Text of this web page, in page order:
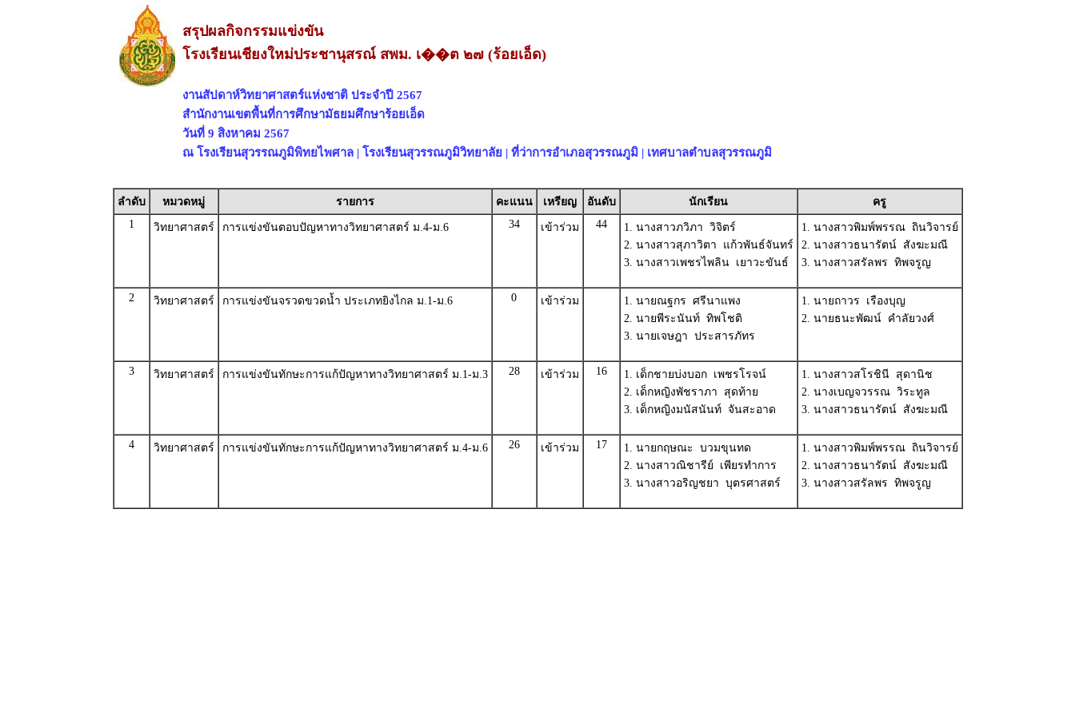
สรุปผลกิจกรรมแข่งขัน
โรงเรียนเชียงใหม่ประชานุสรณ์ สพม. เ��ต ๒๗ (ร้อยเอ็ด)
งานสัปดาห์วิทยาศาสตร์แห่งชาติ ประจำปี 2567
สำนักงานเขตพื้นที่การศึกษามัธยมศึกษาร้อยเอ็ด
วันที่ 9 สิงหาคม 2567
ณ โรงเรียนสุวรรณภูมิพิทยไพศาล | โรงเรียนสุวรรณภูมิวิทยาลัย | ที่ว่าการอำเภอสุวรรณภูมิ | เทศบาลตำบลสุวรรณภูมิ
ลำดับ หมวดหมู่ รายการ คะแนน เหรียญ อันดับ นักเรียน
ครู
1
วิทยาศาสตร์ การแข่งขันตอบปัญหาทางวิทยาศาสตร์ ม.4-ม.6 34 เข้าร่วม 44
1. นางสาวภวิภา วิจิตร์
2. นางสาวสุภาวิตา แก้วพันธ์จันทร์
3. นางสาวเพชรไพลิน เยาวะขันธ์
1. นางสาวพิมพ์พรรณ ถินวิจารย์
2. นางสาวธนารัตน์ สังฆะมณี
3. นางสาวสรัลพร ทิพจรูญ
2 วิทยาศาสตร์ การแข่งขันจรวดขวดน้ำ ประเภทยิงไกล ม.1-ม.6 0 เข้าร่วม
1. นายณฐกร ศรีนาแพง
2. นายพีระนันท์ ทิพโชติ
3. นายเจษฎา ประสารภัทร
1. นายถาวร เรืองบุญ
2. นายธนะพัฒน์ คำลัยวงศ์
3 วิทยาศาสตร์ การแข่งขันทักษะการแก้ปัญหาทางวิทยาศาสตร์ ม.1-ม.3 28 เข้าร่วม 16
1. เด็กชายบ่งบอก เพชรโรจน์
2. เด็กหญิงพัชราภา สุดท้าย
3. เด็กหญิงมนัสนันท์ จันสะอาด
1. นางสาวสโรชินี สุดานิช
2. นางเบญจวรรณ วิระทูล
3. นางสาวธนารัตน์ สังฆะมณี
4 วิทยาศาสตร์ การแข่งขันทักษะการแก้ปัญหาทางวิทยาศาสตร์ ม.4-ม.6 26 เข้าร่วม 17
1. นายกฤษณะ บวมขุนทด
2. นางสาวณิชารีย์ เพียรทำการ
3. นางสาวอริญชยา บุตรศาสตร์
1. นางสาวพิมพ์พรรณ ถินวิจารย์
2. นางสาวธนารัตน์ สังฆะมณี
3. นางสาวสรัลพร ทิพจรูญ